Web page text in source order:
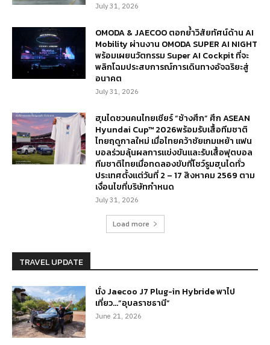
July 31, 2026
OMODA & JAECOO ตอกย้ำวิสัยทัศน์ด้าน AI
Mobility ผ่านงาน OMODA SUPER AI NIGHT
พร้อมเผยนวัตกรรม Super AI Cockpit ที่จะ
พลิกโฉมประสบการณ์การเดินทางอัจฉริยะสู่
อนาคต
July 31, 2026
ฮุนไดชวนคนไทยเชียร์ “ช้างศึก” ศึก ASEAN
Hyundai Cup™ 2026พร้อมรับเสื้อทีมชาติ
ไทยฤดูกาลใหม่ เมื่อไทยคว้าชัยเกมเหย้า แฟน
บอลร่วมลุ้นผลการแข่งขันและรับเสื้อฟุตบอล
ทีมชาติไทยเมื่อทดลองขับที่โชว์รูมฮุนไดทั่ว
ประเทศตั้งแต่วันที่ 2 – 17 สิงหาคม 2569 ตาม
เงื่อนไขที่บริษัทกำหนด
July 31, 2026
Load more
TRAVEL UPDATE
นั่ง Jaecoo J7 Plug-in Hybride พาไป
เที่ยว…”อุบลราชธานี”
June 21, 2026